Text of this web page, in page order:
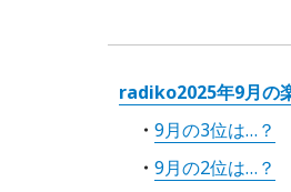
radiko2025年9月の
9月の3位は…？
9月の2位は…？